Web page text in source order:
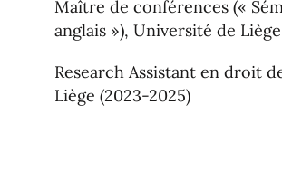
Maître de conférences («
anglais »), Université de
Research Assistant en droit
Liège (2023-2025)